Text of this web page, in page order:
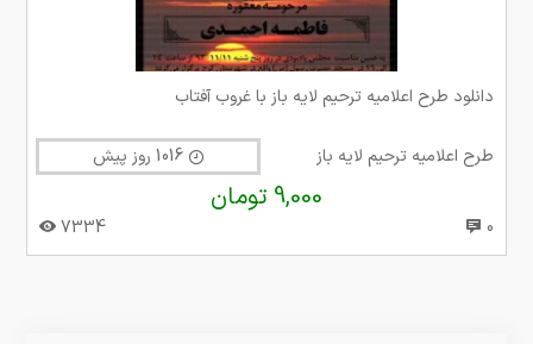
دانلود طرح اعلامیه ترحیم لایه باز با غروب آفتاب
طرح اعلامیه ترحیم لایه باز 1016 روز پیش
9,000 تومان
0
7334